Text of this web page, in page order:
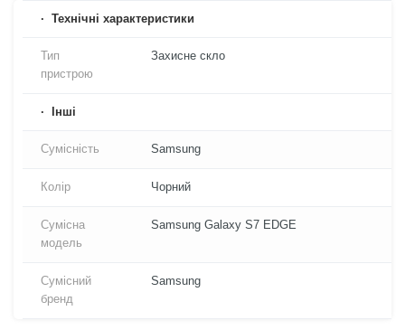
Технічні характеристики
Тип
пристрою
Захисне скло
Iнші
Сумісність Samsung
Колір Чорний
Сумісна
модель
Samsung Galaxy S7 EDGE
Сумісний
бренд
Samsung